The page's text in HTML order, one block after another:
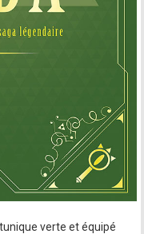
verte et équipé